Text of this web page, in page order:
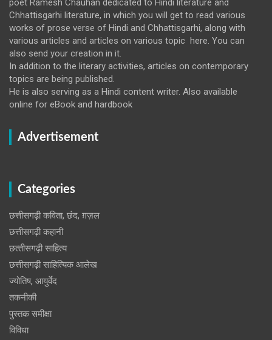
poet Ramesh Chauhan dedicated to Hindi literature and
Chhattisgarhi literature, in which you will get to read various
works of prose verse of Hindi and Chhattisgarhi, along with
various articles and articles on various topic here. You can
also send your creation in it.
In addition to the literary activities, articles on contemporary
topics are being published.
He is also serving as a Hindi content writer. Also available
online for eBook and hardbook
Advertisement
Categories
छत्तीसगढ़ी कविता, छंद, ग़ज़ल
छत्तीसगढ़ी कहानी
छत्‍तीसगढ़ी साहित्‍य
छत्तीसगढ़ी साहित्यिक आलेख
ज्योतिष, आयुर्वेद
तकनीकी
पुस्‍तक समीक्षा
विविधा